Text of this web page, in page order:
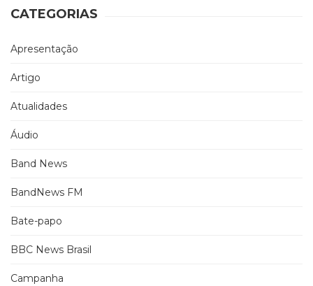
CATEGORIAS
Apresentação
Artigo
Atualidades
Áudio
Band News
BandNews FM
Bate-papo
BBC News Brasil
Campanha